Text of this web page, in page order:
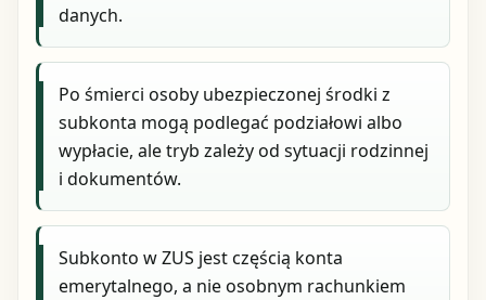
danych.
Po śmierci osoby ubezpieczonej środki z
subkonta mogą podlegać podziałowi albo
wypłacie, ale tryb zależy od sytuacji rodzinnej
i dokumentów.
Subkonto w ZUS jest częścią konta
emerytalnego, a nie osobnym rachunkiem